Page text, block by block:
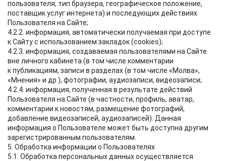
пользователя, тип браузера, географическое положение,
поставщик услуг интернета) и последующих действиях
Пользователя на Сайте;
4.2.2. информация, автоматически получаемая при доступе
к Сайту с использованием закладок (cookies);
4.2.3. информация, создаваемая пользователями на Сайте
вне личного кабинета (в том числе комментарии
к публикациям, записи в разделах (в том числе «Молва»,
«Мнения» и др.), фотографии, аудиозаписи, видеозаписи;
4.2.4. информация, полученная в результате действий
Пользователя на Сайте (в частности, профиль, аватар,
комментарии к новостям, размещение фотографий,
добавление видеозаписей, аудиозаписей). Данная
информация о Пользователе может быть доступна другим
зарегистрированным пользователям.
5. Обработка информации о Пользователях
5.1. Обработка персональных данных осуществляется